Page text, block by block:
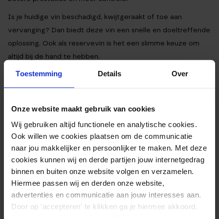
Toestemming Details Over
Onze website maakt gebruik van cookies
Wij gebruiken altijd functionele en analytische cookies.
Ook willen we cookies plaatsen om de communicatie
naar jou makkelijker en persoonlijker te maken. Met deze
cookies kunnen wij en derde partijen jouw internetgedrag
binnen en buiten onze website volgen en verzamelen.
Hiermee passen wij en derden onze website,
advertenties en communicatie aan jouw interesses aan.
Door op 'accepteren' te klikken ga je hiermee akkoord.
Is je huidige vin beschadigd, kwijtgeraakt of toe aan
vervanging? Dan biedt deze vin een snelle en doeltreffende
oplossing. Ook als reservevin is het een slimme keuze om
altijd bij de hand te hebben.
Let op:deze vin past alleen op SUP boards met een
universele slide-in vinbox. Twijfel je of dit compatibel is met
breedte 3,5 cm.
EXTRA INFORMATIE
Afmetingen 22 x 25 cm
Materiaal Duurzaam kunststof